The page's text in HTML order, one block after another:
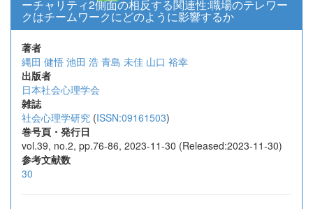
ーチャリティ2側面の相反する関連性:職場のテレワー
クはチームワークにどのように影響するか
著者
縄田 健悟 池田 浩 青島 未佳 山口 裕幸
出版者
日本社会心理学会
雑誌
社会心理学研究 (ISSN:09161503)
巻号頁・発行日
vol.39, no.2, pp.76-86, 2023-11-30 (Released:2023-11-30)
参考文献数
30